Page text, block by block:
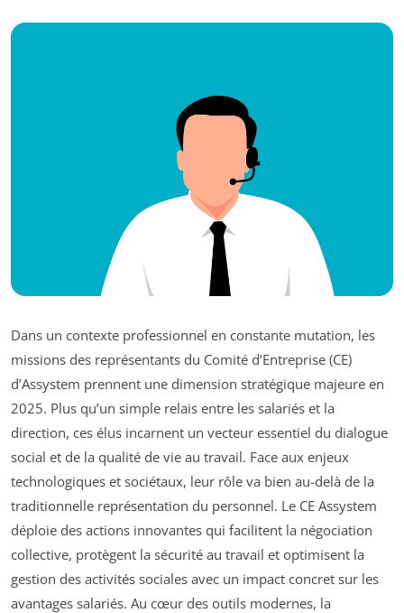
Dans un contexte professionnel en constante mutation, les
missions des représentants du Comité d’Entreprise (CE)
d’Assystem prennent une dimension stratégique majeure en
2025. Plus qu’un simple relais entre les salariés et la
direction, ces élus incarnent un vecteur essentiel du dialogue
social et de la qualité de vie au travail. Face aux enjeux
technologiques et sociétaux, leur rôle va bien au-delà de la
traditionnelle représentation du personnel. Le CE Assystem
déploie des actions innovantes qui facilitent la négociation
collective, protègent la sécurité au travail et optimisent la
gestion des activités sociales avec un impact concret sur les
avantages salariés. Au cœur des outils modernes, la